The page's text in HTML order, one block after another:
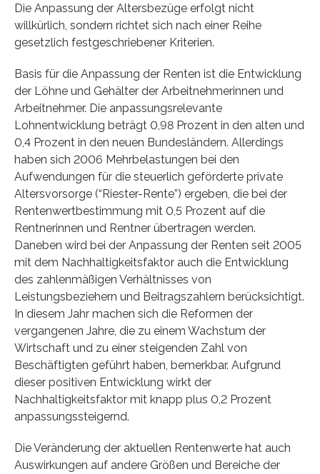
Die Anpassung der Altersbezüge erfolgt nicht
willkürlich, sondern richtet sich nach einer Reihe
gesetzlich festgeschriebener Kriterien.
Basis für die Anpassung der Renten ist die Entwicklung
der Löhne und Gehälter der Arbeitnehmerinnen und
Arbeitnehmer. Die anpassungsrelevante
Lohnentwicklung beträgt 0,98 Prozent in den alten und
0,4 Prozent in den neuen Bundesländern. Allerdings
haben sich 2006 Mehrbelastungen bei den
Aufwendungen für die steuerlich geförderte private
Altersvorsorge (“Riester-Rente”) ergeben, die bei der
Rentenwertbestimmung mit 0,5 Prozent auf die
Rentnerinnen und Rentner übertragen werden.
Daneben wird bei der Anpassung der Renten seit 2005
mit dem Nachhaltigkeitsfaktor auch die Entwicklung
des zahlenmäßigen Verhältnisses von
Leistungsbeziehern und Beitragszahlern berücksichtigt.
In diesem Jahr machen sich die Reformen der
vergangenen Jahre, die zu einem Wachstum der
Wirtschaft und zu einer steigenden Zahl von
Beschäftigten geführt haben, bemerkbar. Aufgrund
dieser positiven Entwicklung wirkt der
Nachhaltigkeitsfaktor mit knapp plus 0,2 Prozent
anpassungssteigernd.
Die Veränderung der aktuellen Rentenwerte hat auch
Auswirkungen auf andere Größen und Bereiche der